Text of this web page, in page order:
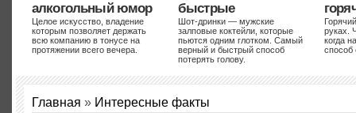
алкогольный юмор
Целое искусство, владение
которым позволяет держать
всю компанию в тонусе на
протяжении всего вечера.
быстрые
Шот-дринки — мужские
залповые коктейли, которые
пьются одним глотком. Самый
верный и быстрый способ
потерять голову.
руках.
когда
способ
Главная » Интересные факты